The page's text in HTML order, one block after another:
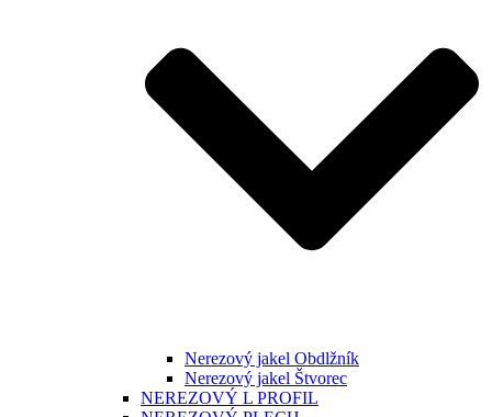
Nerezový jakel Obdlžník
Nerezový jakel Štvorec
NEREZOVÝ L PROFIL